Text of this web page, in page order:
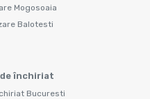
Mogosoaia
Balotesti
închiriat
Bucuresti